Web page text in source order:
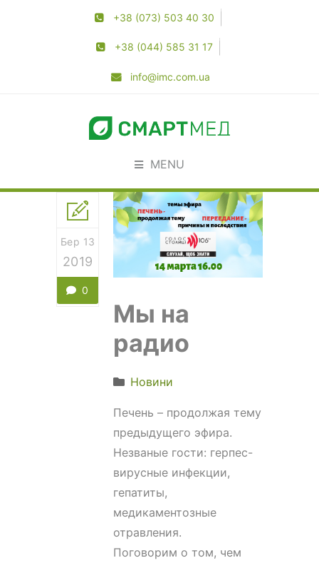
+38 (073) 503 40 30
+38 (044) 585 31 17
info@imc.com.ua
MENU
Бер 13
2019
0
Мы на
радио
Новини
Печень – продолжая тему
предыдущего эфира.
Незваные гости: герпес-
вирусные инфекции,
гепатиты,
медикаментозные
отравления.
Поговорим о том, чем